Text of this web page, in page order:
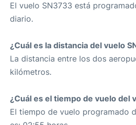
El vuelo SN3733 está
diario.
¿Cuál es la distancia del vuelo
La distancia entre los dos
kilómetros.
¿Cuál es el tiempo de vuelo del
El tiempo de vuelo programado